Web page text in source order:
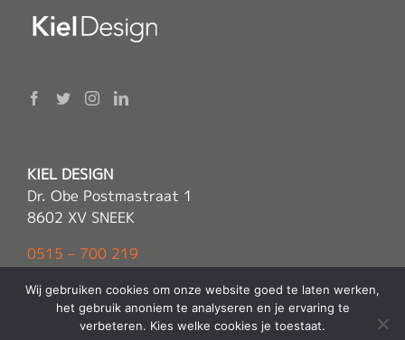
KIEL DESIGN
Dr. Obe Postmastraat 1
8602 XV SNEEK
0515 – 700 219
Wij gebruiken cookies om onze website goed te laten werken,
het gebruik anoniem te analyseren en je ervaring te
verbeteren. Kies welke cookies je toestaat.